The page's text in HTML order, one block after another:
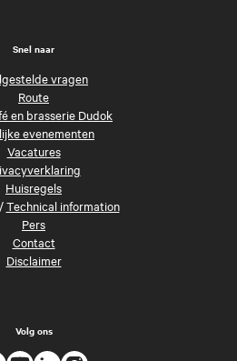
Snel naar
vragen
Route
en brasserie Dudok
evenementen
Vacatures
Huisregels
Technical information
Pers
Contact
Disclaimer
Volg ons